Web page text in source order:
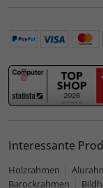
Interessante
Holzrahmen
Barockrahmen